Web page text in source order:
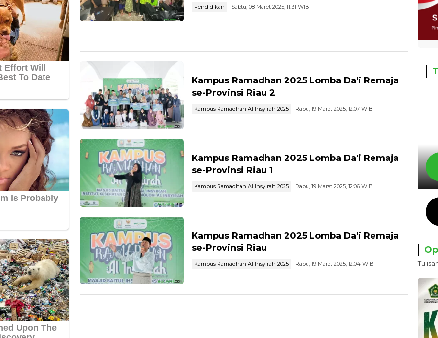
Pendidikan Sabtu, 08 Maret 2025, 11:31 WIB
Kampus Ramadhan 2025 Lomba Da'i Remaja
se-Provinsi Riau 2
Kampus Ramadhan Al Insyirah 2025 Rabu, 19 Maret 2025, 12:07 WIB
Kampus Ramadhan 2025 Lomba Da'i Remaja
se-Provinsi Riau 1
Kampus Ramadhan Al Insyirah 2025 Rabu, 19 Maret 2025, 12:06 WIB
Kampus Ramadhan 2025 Lomba Da'i Remaja
se-Provinsi Riau
Kampus Ramadhan Al Insyirah 2025 Rabu, 19 Maret 2025, 12:04 WIB